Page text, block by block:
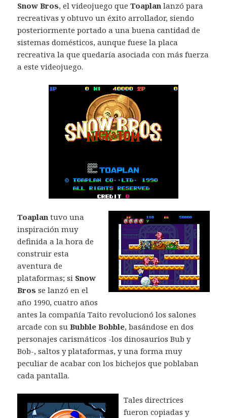
Snow Bros, el videojuego queToaplan lanzó para
recreativas y obtuvo un éxito arrollador, siendo
posteriormente portado a una buena cantidad de
sistemas domésticos, aunque fuese la placa
recreativa la que quedaría asociada con más fuerza
a este videojuego.
Toaplan tuvo una
inspiración muy
definida a la hora de
construir esta
aventura de
plataformas; si Snow
Bros se lanzó en el
año 1990, cuatro años
antes la compañía Taito revolucionó los salones
arcade con suBubble Bobble, basándose en dos
personajes carismáticos -los dinosaurios Bub y
Bob-, saltos y plataformas, y una forma muy
peculiar de acabar con los bichejos que poblaban
cada pantalla.
Tales directrices
fueron copiadas y